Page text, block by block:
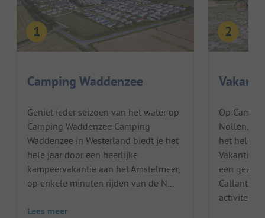
Camping Waddenzee
Geniet ieder seizoen van het water op
Camping Waddenzee Camping
Waddenzee in Westerland biedt je het
hele jaar door een heerlijke
kampeervakantie aan het Amstelmeer,
op enkele minuten rijden van de N...
Lees meer
Op
Nollen,
het hele
een
activiteiten